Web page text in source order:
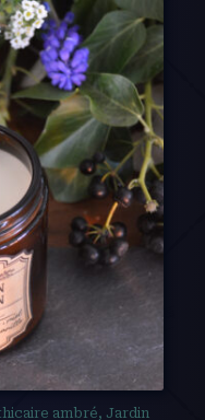
ambré, Jardin